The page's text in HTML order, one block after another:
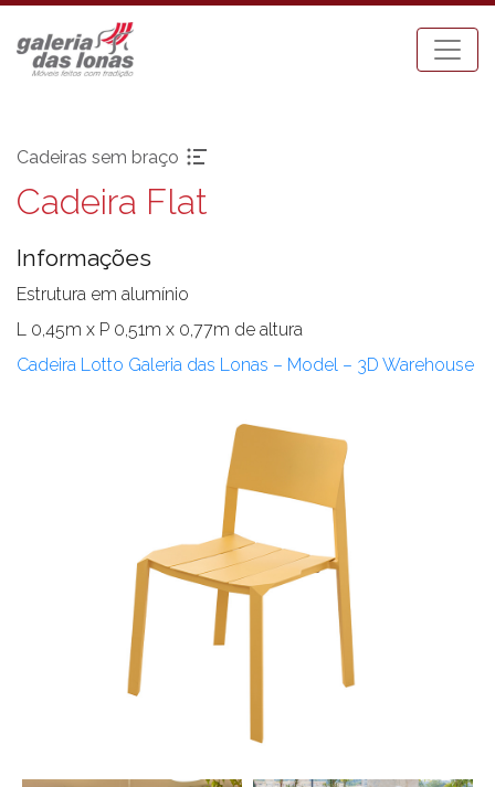
Cadeiras sem braço
Pronta-entrega
Aparadores
Balanços
Bancos
Mesas Laterais
Sofás
Tenda Riviera
Toldos e Cortinas
Cadeira Flat
Informações
Estrutura em alumínio
L 0,45m x P 0,51m x 0,77m de altura
Cadeira Lotto Galeria das Lonas – Model – 3D Warehouse